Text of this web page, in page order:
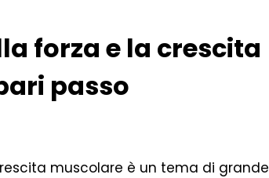
forza e la crescita
passo
muscolare è un tema di grande